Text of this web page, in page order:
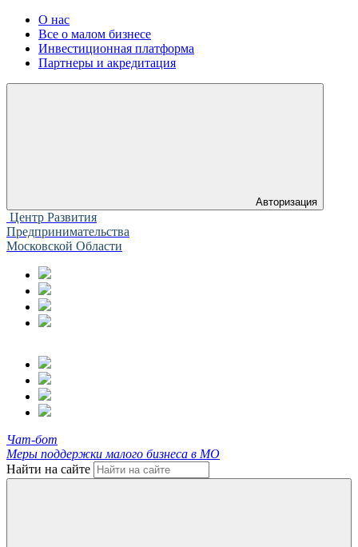
О нас
Все о малом бизнесе
Инвестиционная платформа
Партнеры и акредитация
Авторизация
Центр Развития
Предпринимательства
Московской Области
Чат-бот
Меры поддержки малого бизнеса в МО
Найти на сайте